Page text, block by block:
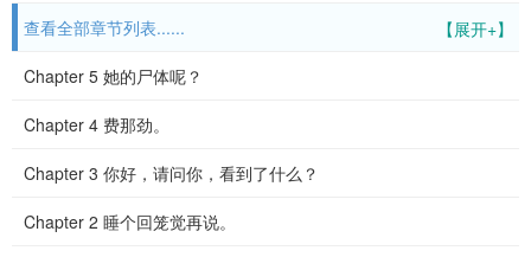
【展开+】
查看全部章节列表......
Chapter 5 她的尸体呢？
Chapter 4 费那劲。
Chapter 3 你好，请问你，看到了什么？
Chapter 2 睡个回笼觉再说。